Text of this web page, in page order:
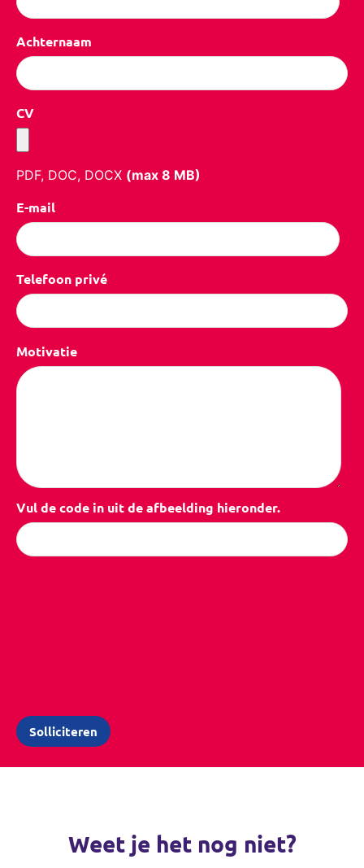
Achternaam
CV
PDF, DOC, DOCX (max 8 MB)
E-mail
Telefoon privé
Motivatie
Vul de code in uit de afbeelding hieronder.
Weet je het nog niet?